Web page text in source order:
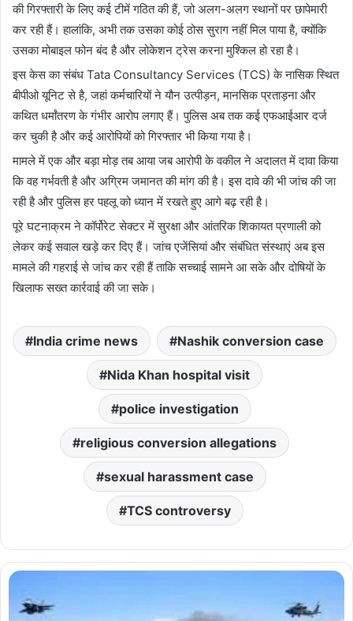
की गिरफ्तारी के लिए कई टीमें गठित की हैं, जो अलग-अलग स्थानों पर छापेमारी
कर रही हैं। हालांकि, अभी तक उसका कोई ठोस सुराग नहीं मिल पाया है, क्योंकि
उसका मोबाइल फोन बंद है और लोकेशन ट्रेस करना मुश्किल हो रहा है।
इस केस का संबंध Tata Consultancy Services (TCS) के नासिक स्थित
बीपीओ यूनिट से है, जहां कर्मचारियों ने यौन उत्पीड़न, मानसिक प्रताड़ना और
कथित धर्मांतरण के गंभीर आरोप लगाए हैं। पुलिस अब तक कई एफआईआर दर्ज
कर चुकी है और कई आरोपियों को गिरफ्तार भी किया गया है।
मामले में एक और बड़ा मोड़ तब आया जब आरोपी के वकील ने अदालत में दावा किया
कि वह गर्भवती है और अग्रिम जमानत की मांग की है। इस दावे की भी जांच की जा
रही है और पुलिस हर पहलू को ध्यान में रखते हुए आगे बढ़ रही है।
पूरे घटनाक्रम ने कॉर्पोरेट सेक्टर में सुरक्षा और आंतरिक शिकायत प्रणाली को
लेकर कई सवाल खड़े कर दिए हैं। जांच एजेंसियां और संबंधित संस्थाएं अब इस
मामले की गहराई से जांच कर रही हैं ताकि सच्चाई सामने आ सके और दोषियों के
खिलाफ सख्त कार्रवाई की जा सके।
India crime news Nashik conversion case
Nida Khan hospital visit
police investigation
religious conversion allegations
sexual harassment case
TCS controversy